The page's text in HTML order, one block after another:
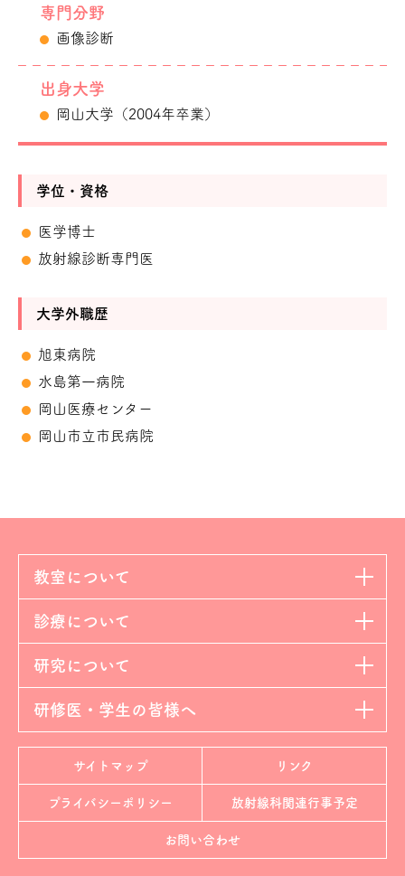
専門分野
画像診断
出身大学
岡山大学（2004年卒業）
学位・資格
医学博士
放射線診断専門医
大学外職歴
旭東病院
水島第一病院
岡山医療センター
岡山市立市民病院
教室について
診療について
研究について
研修医・学生の皆様へ
サイトマップ リンク
プライバシーポリシー 放射線科関連行事予定
お問い合わせ